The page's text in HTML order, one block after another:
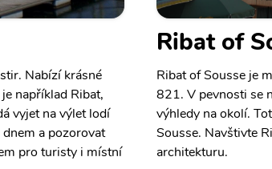
Nabízí krásné
například Ribat,
vyjet na výlet lodí
a pozorovat
pro turisty i místní
Ribat of
Ribat of Sousse je
821. V pevnosti se
výhledy na okolí.
Sousse. Navštivte
architekturu.